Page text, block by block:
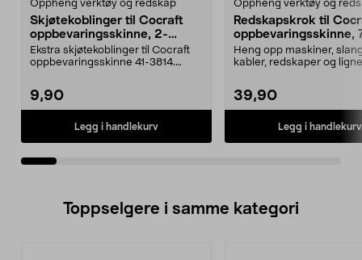
Oppheng verktøy og redskap
Skjøtekoblinger til Cocraft
oppbevaringsskinne, 2-
pakning
Ekstra skjøtekoblinger til Cocraft
oppbevaringsskinne 41-3814.
9,90
Legg i handlekurv
Oppheng verktøy og
Redskapskrok til
oppbevaringsskinne,
cm
Heng opp maskiner,
kabler, redskaper og
39,90
Legg i handlekurv
Toppselgere i samme kategori